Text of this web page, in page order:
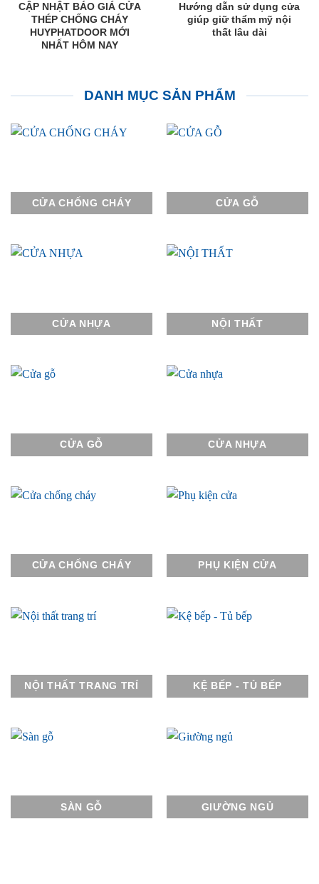
CẬP NHẬT BÁO GIÁ CỬA
THÉP CHỐNG CHÁY
HUYPHATDOOR MỚI
NHẤT HÔM NAY
Hướng dẫn sử dụng cửa
giúp giữ thẩm mỹ nội
thất lâu dài
DANH MỤC SẢN PHẨM
CỬA CHỐNG CHÁY CỬA GỖ
CỬA NHỰA NỘI THẤT
CỬA GỖ CỬA NHỰA
CỬA CHỐNG CHÁY PHỤ KIỆN CỬA
NỘI THẤT TRANG TRÍ KỆ BẾP - TỦ BẾP
SÀN GỖ GIƯỜNG NGỦ